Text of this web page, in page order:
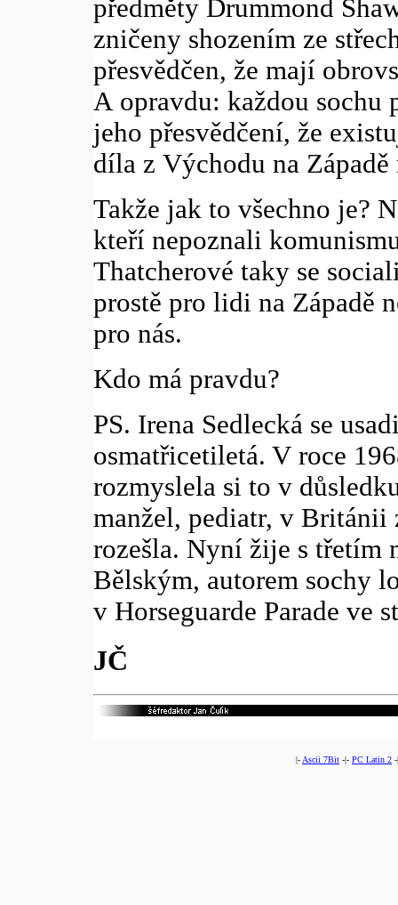
předměty Drummond
zničeny shozením ze
přesvědčen, že mají
A opravdu: každou sochu
jeho přesvědčení, že
díla z Východu na
Takže jak to všechno je?
kteří nepoznali
Thatcherové taky se
prostě pro lidi na Západě
pro nás.
Kdo má pravdu?
PS. Irena Sedlecká se
osmatřicetiletá. V roce
rozmyslela si to v
manžel, pediatr, v Británii
rozešla. Nyní žije s třetím
Bělským, autorem sochy
v Horseguarde Parade ve
JČ
|- Ascii 7Bit -|- PC Latin 2